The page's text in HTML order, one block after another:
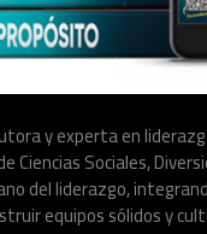
y experta en
Sociales,
del liderazgo,
equipos sólidos y